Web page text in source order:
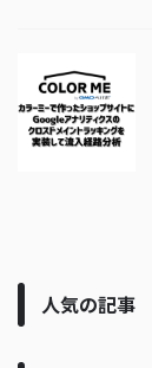
人気の記事